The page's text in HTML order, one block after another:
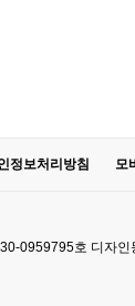
정보처리방침 모
0959795호 디자인